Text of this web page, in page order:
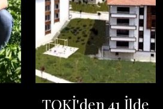
TOKİ'den 41 İlde